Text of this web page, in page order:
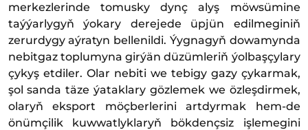
merkezlerinde tomusky dynç alyş möwsümine
taýýarlygyň ýokary derejede üpjün edilmeginiň
zerurdygy aýratyn bellenildi. Ýygnagyň dowamynda
nebitgaz toplumyna girýän düzümleriň ýolbaşçylary
çykyş etdiler. Olar nebiti we tebigy gazy çykarmak,
şol sanda täze ýataklary gözlemek we özleşdirmek,
olaryň eksport möçberlerini artdyrmak hem-de
önümçilik kuwwatlyklaryň bökdençsiz işlemegini